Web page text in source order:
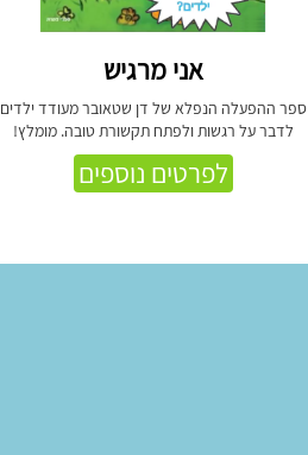
אני מרגיש
ספר ההפעלה הנפלא של דן שטאובר מעודד ילדים
לדבר על רגשות ולפתח תקשורת טובה. מומלץ!
לפרטים נוספים